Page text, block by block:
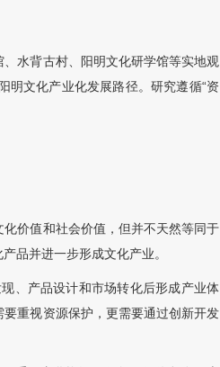
水背古村、阳明文化研学馆等实地观
明文化产业化发展路径。研究遵循“资
价值和社会价值，但并不天然等同于
品并进一步形成文化产业。
、产品设计和市场转化后形成产业体
重视资源保护，更需要通过创新开发